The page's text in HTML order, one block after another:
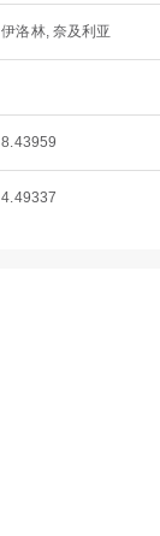
伊洛林, 奈及利亚
8.43959
4.49337